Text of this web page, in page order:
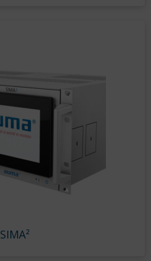
SIMA²